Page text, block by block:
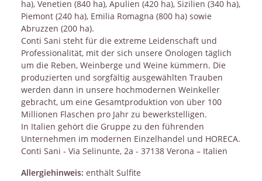
ha), Venetien (840 ha), Apulien (420 ha), Sizilien (340 ha),
Piemont (240 ha), Emilia Romagna (800 ha) sowie
Abruzzen (200 ha).
Conti Sani steht für die extreme Leidenschaft und
Professionalität, mit der sich unsere Önologen täglich
um die Reben, Weinberge und Weine kümmern. Die
produzierten und sorgfältig ausgewählten Trauben
werden dann in unsere hochmodernen Weinkeller
gebracht, um eine Gesamtproduktion von über 100
Millionen Flaschen pro Jahr zu bewerkstelligen.
In Italien gehört die Gruppe zu den führenden
Unternehmen im modernen Einzelhandel und HORECA.
Conti Sani - Via Selinunte, 2a - 37138 Verona – Italien
Allergiehinweis: enthält Sulfite